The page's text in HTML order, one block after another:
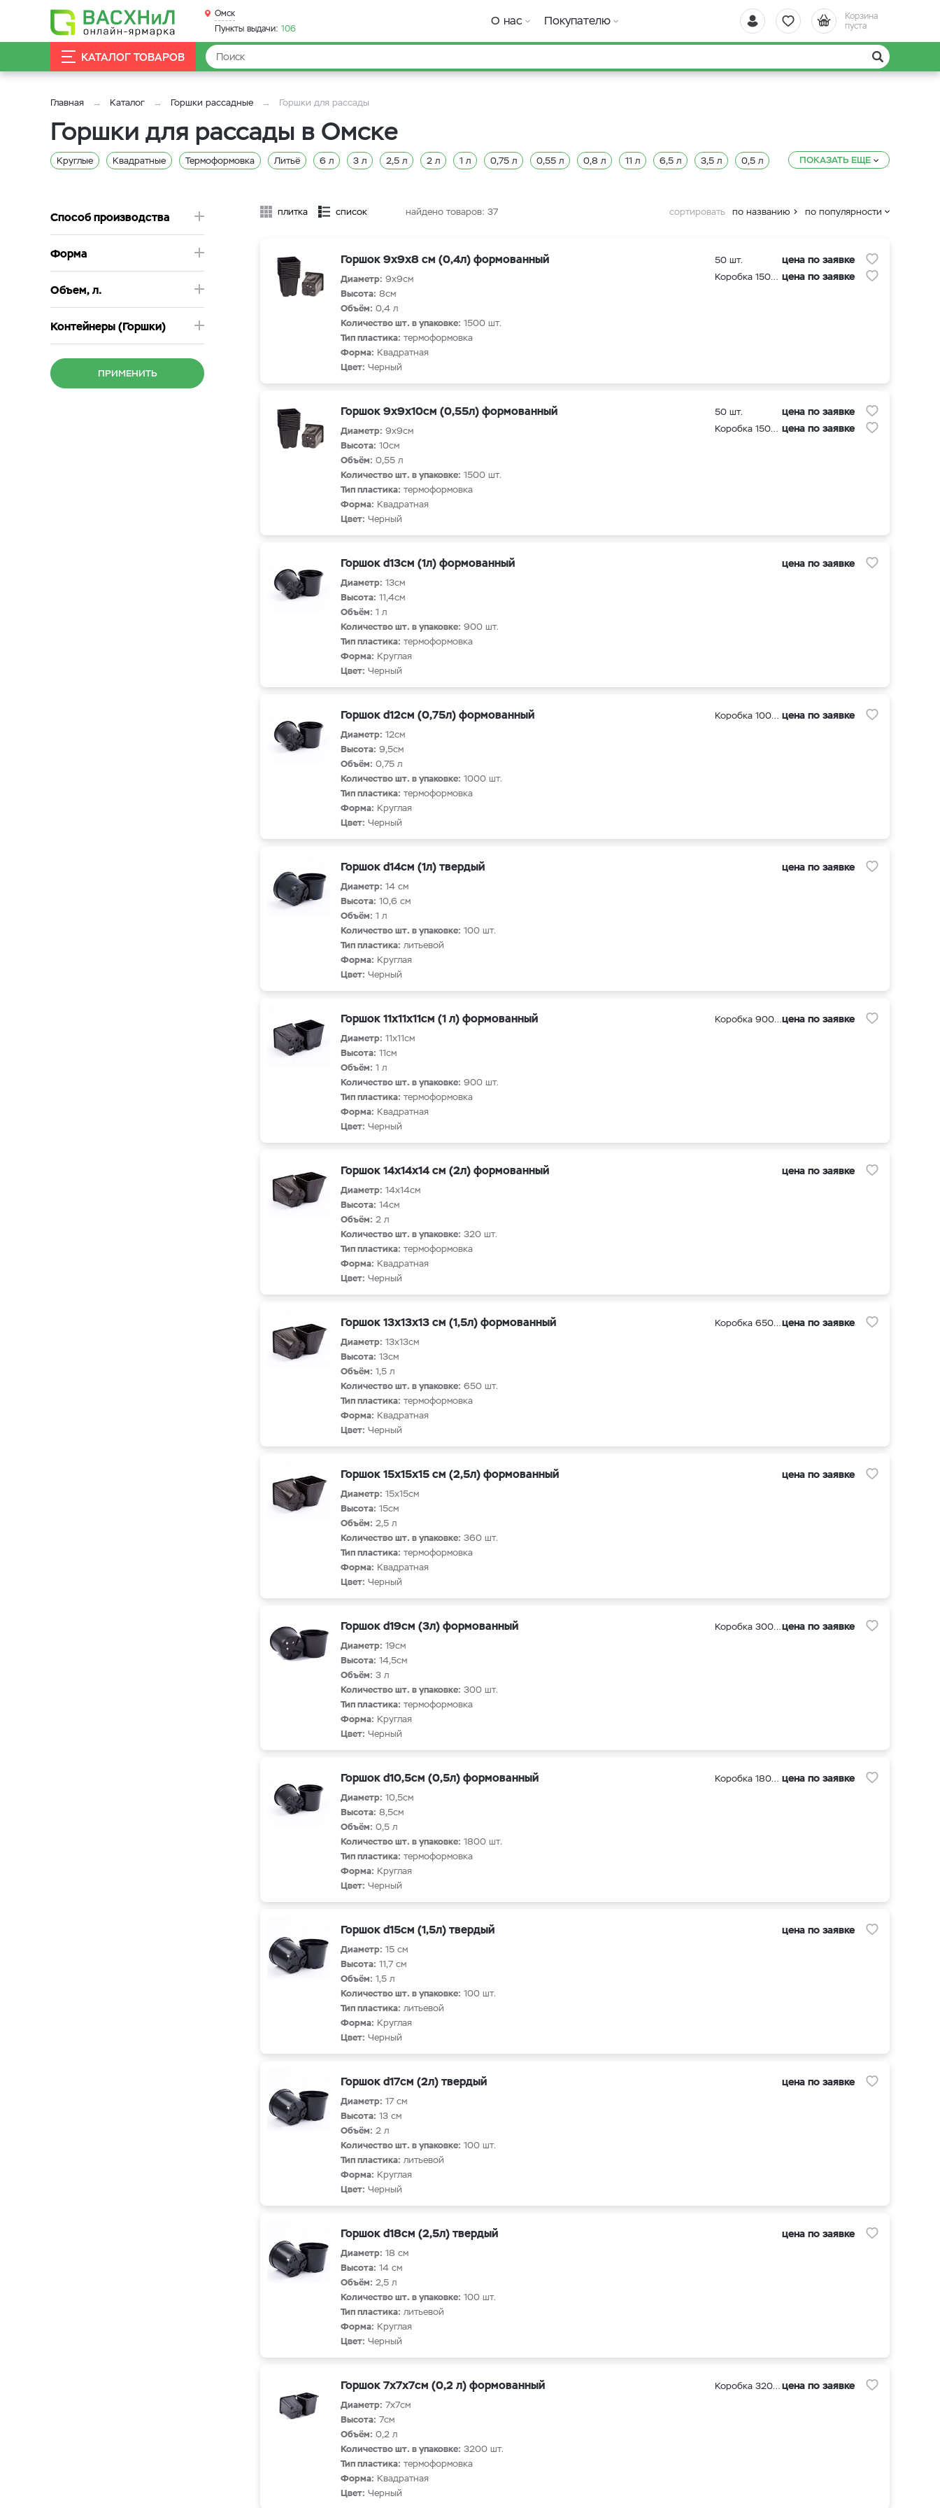
Корзина
пуста
Омск
Пункты выдачи: 106
О нас Покупателю
КАТАЛОГ ТОВАРОВ
Главная Каталог Горшки рассадные Горшки для рассады
Горшки для рассады в Омске
Круглые Квадратные Термоформовка Литьё 6 л 3 л 2,5 л 2 л 1 л 0,75 л 0,55 л 0,8 л 11 л 6,5 л 3,5 л
0,5 л
ПОКАЗАТЬ ЕЩЕ
Способ производства
Форма
Объем, л.
Контейнеры (Горшки)
ПРИМЕНИТЬ
плитка список найдено товаров: 37 сортировать по названию по популярности
Горшок 9х9х8 см (0,4л) формованный
Диаметр: 9х9см
Высота: 8см
Объём: 0,4 л
Количество шт. в упаковке: 1500 шт.
Тип пластика: термоформовка
Форма: Квадратная
Цвет: Черный
50 шт. цена по заявке
Коробка 1500 шт цена по заявке
Горшок 9х9х10см (0,55л) формованный
Диаметр: 9х9см
Высота: 10см
Объём: 0,55 л
Количество шт. в упаковке: 1500 шт.
Тип пластика: термоформовка
Форма: Квадратная
Цвет: Черный
50 шт. цена по заявке
Коробка 1500 шт цена по заявке
Горшок d13см (1л) формованный
Диаметр: 13см
Высота: 11,4см
Объём: 1 л
Количество шт. в упаковке: 900 шт.
Тип пластика: термоформовка
Форма: Круглая
Цвет: Черный
цена по заявке
Горшок d12см (0,75л) формованный
Диаметр: 12см
Высота: 9,5см
Объём: 0,75 л
Количество шт. в упаковке: 1000 шт.
Тип пластика: термоформовка
Форма: Круглая
Цвет: Черный
Коробка 1000 шт цена по заявке
Горшок d14см (1л) твердый
Диаметр: 14 см
Высота: 10,6 см
Объём: 1 л
Количество шт. в упаковке: 100 шт.
Тип пластика: литьевой
Форма: Круглая
Цвет: Черный
цена по заявке
Горшок 11х11х11см (1 л) формованный
Диаметр: 11х11см
Высота: 11см
Объём: 1 л
Количество шт. в упаковке: 900 шт.
Тип пластика: термоформовка
Форма: Квадратная
Цвет: Черный
Коробка 900 штцена по заявке
Горшок 14х14х14 см (2л) формованный
Диаметр: 14х14см
Высота: 14см
Объём: 2 л
Количество шт. в упаковке: 320 шт.
Тип пластика: термоформовка
Форма: Квадратная
Цвет: Черный
цена по заявке
Горшок 13х13х13 см (1,5л) формованный
Диаметр: 13х13см
Высота: 13см
Объём: 1,5 л
Количество шт. в упаковке: 650 шт.
Тип пластика: термоформовка
Форма: Квадратная
Цвет: Черный
Коробка 650 штцена по заявке
Горшок 15х15х15 см (2,5л) формованный
Диаметр: 15х15см
Высота: 15см
Объём: 2,5 л
Количество шт. в упаковке: 360 шт.
Тип пластика: термоформовка
Форма: Квадратная
Цвет: Черный
цена по заявке
Горшок d19см (3л) формованный
Диаметр: 19см
Высота: 14,5см
Объём: 3 л
Количество шт. в упаковке: 300 шт.
Тип пластика: термоформовка
Форма: Круглая
Цвет: Черный
Коробка 300 штцена по заявке
Горшок d10,5см (0,5л) формованный
Диаметр: 10,5см
Высота: 8,5см
Объём: 0,5 л
Количество шт. в упаковке: 1800 шт.
Тип пластика: термоформовка
Форма: Круглая
Цвет: Черный
Коробка 1800 шт цена по заявке
Горшок d15см (1,5л) твердый
Диаметр: 15 см
Высота: 11,7 см
Объём: 1,5 л
Количество шт. в упаковке: 100 шт.
Тип пластика: литьевой
Форма: Круглая
Цвет: Черный
цена по заявке
Горшок d17см (2л) твердый
Диаметр: 17 см
Высота: 13 см
Объём: 2 л
Количество шт. в упаковке: 100 шт.
Тип пластика: литьевой
Форма: Круглая
Цвет: Черный
цена по заявке
Горшок d18см (2,5л) твердый
Диаметр: 18 см
Высота: 14 см
Объём: 2,5 л
Количество шт. в упаковке: 100 шт.
Тип пластика: литьевой
Форма: Круглая
Цвет: Черный
цена по заявке
Горшок 7х7х7см (0,2 л) формованный
Диаметр: 7х7см
Высота: 7см
Объём: 0,2 л
Количество шт. в упаковке: 3200 шт.
Тип пластика: термоформовка
Форма: Квадратная
Цвет: Черный
Коробка 3200 штцена по заявке